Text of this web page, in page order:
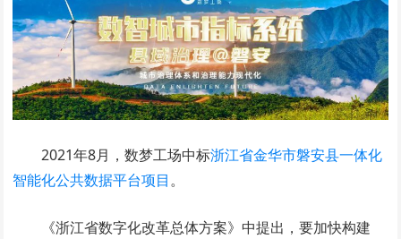
2021年8月，数梦工场中标浙江省金华市磐安县一体化
智能化公共数据平台项目。
《浙江省数字化改革总体方案》中提出，要加快构建